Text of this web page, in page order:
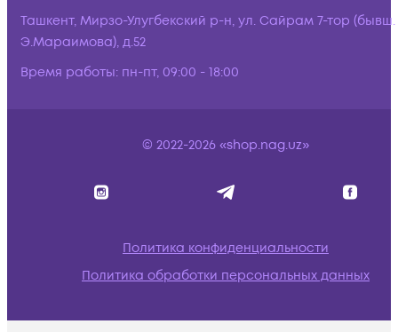
Ташкент, Мирзо-Улугбекский р-н, ул. Сайрам 7-тор (бывш.
Э.Мараимова), д.52
Время работы: пн-пт, 09:00 - 18:00
© 2022-2026 «shop.nag.uz»
Политика конфиденциальности
Политика обработки персональных данных